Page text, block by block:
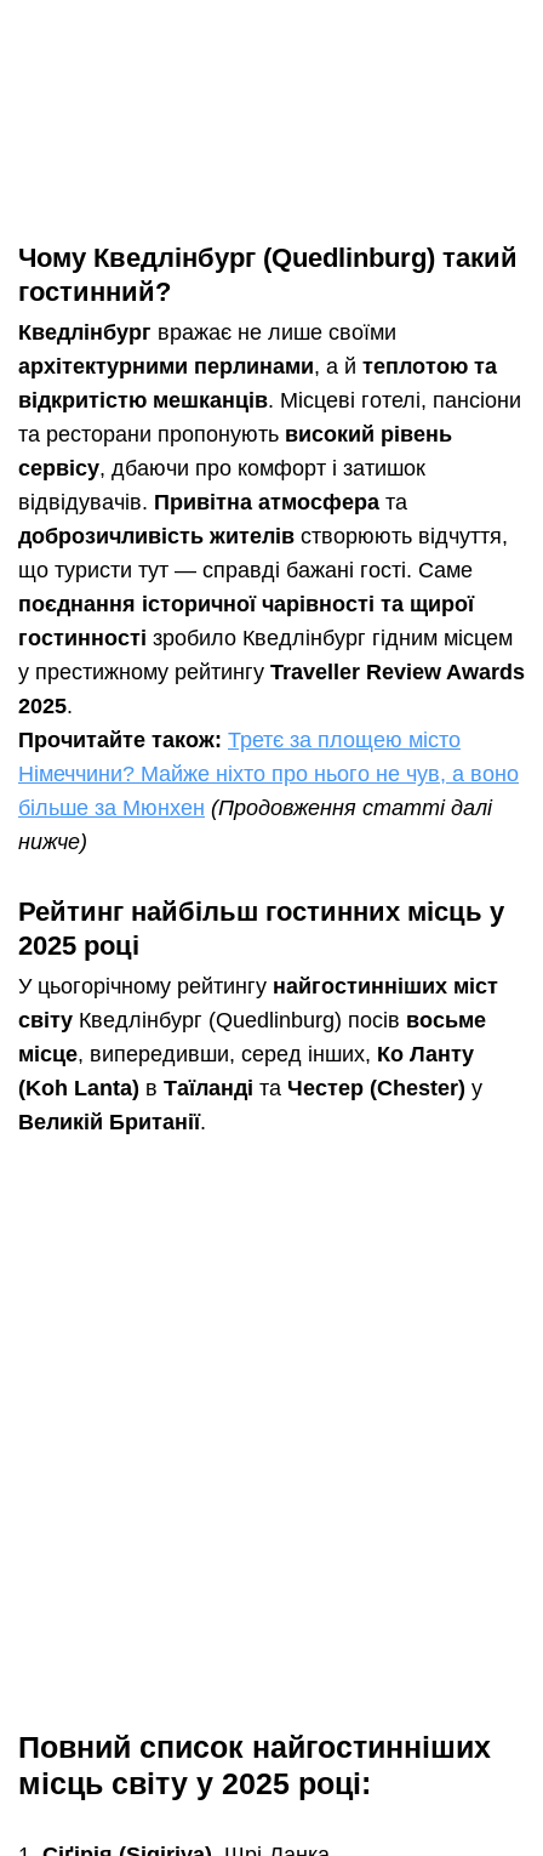
Чому Кведлінбург (Quedlinburg) такий
гостинний?
Кведлінбург вражає не лише своїми
архітектурними перлинами, а й теплотою та
відкритістю мешканців. Місцеві готелі, пансіони
та ресторани пропонують високий рівень
сервісу, дбаючи про комфорт і затишок
відвідувачів. Привітна атмосфера та
доброзичливість жителів створюють відчуття,
що туристи тут — справді бажані гості. Саме
поєднання історичної чарівності та щирої
гостинності зробило Кведлінбург гідним місцем
у престижному рейтингу Traveller Review Awards
2025.
Прочитайте також: Третє за площею місто
Німеччини? Майже ніхто про нього не чув, а воно
більше за Мюнхен (Продовження статті далі
нижче)
Рейтинг найбільш гостинних місць у
2025 році
У цьогорічному рейтингу найгостинніших міст
світу Кведлінбург (Quedlinburg) посів восьме
місце, випередивши, серед інших, Ко Ланту
(Koh Lanta) в Таїланді та Честер (Chester) у
Великій Британії.
Повний список найгостинніших
місць світу у 2025 році: